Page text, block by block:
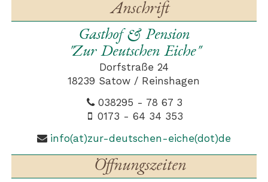
Anschrift
Gasthof & Pension
"Zur Deutschen Eiche"
Dorfstraße 24
18239 Satow / Reinshagen
038295 - 78 67 3
0173 - 64 34 353
info(at)zur-deutschen-eiche(dot)de
Öffnungszeiten